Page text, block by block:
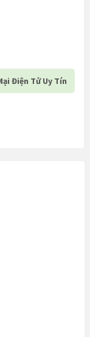
Điện Tử Uy Tín